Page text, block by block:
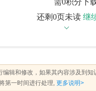
需0积分下
还剩0页未读 继
辑和修改，如果其内容涉及到
第一时间进行处理, 更多说明>